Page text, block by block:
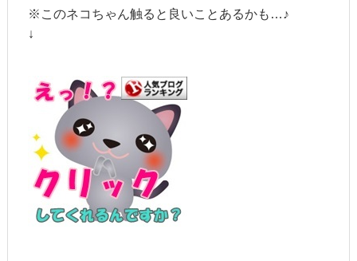
※このネコちゃん触ると良いことあるかも…♪
↓